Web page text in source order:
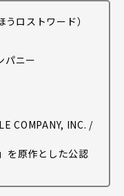
ロストワード）
パニー
COMPANY, INC. /
原作とした公認